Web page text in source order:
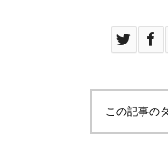
この記事の